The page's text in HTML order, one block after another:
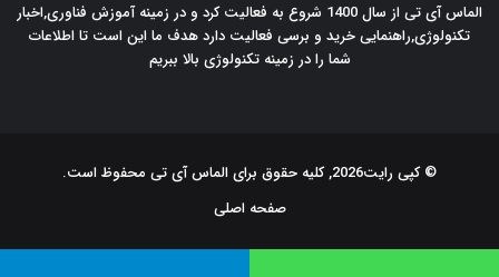
الماس آی تی از سال 1400 شروع به فعالیت کرد و در زمینه آموزش فناوری,اخبار
تکنولوژی,راهنمایی خرید و برسی فعالیت دارد هدف ما این است تا اطلاعات
شما را در زمینه تکنولوژی بالا ببریم
© کپی رایت2026, کلیه حقوق برای الماس آی تی محفوظ است.
صفحه اصلی